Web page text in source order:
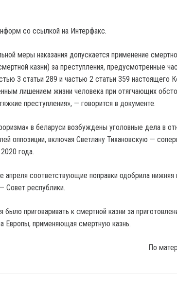
со ссылкой на Интерфакс.
меры наказания допускается применение
казни) за преступления, предусмотренные
3 статьи 289 и частью 2 статьи 359 настоящего
лишением жизни человека при отягчающих
преступления», — говорится в документе.
в беларуси возбуждены уголовные дела в
оппозиции, включая Светлану Тихановскую —
года.
апреля соответствующие поправки одобрила нижняя
Совет республики.
было приговаривать к смертной казни за
Европы, применяющая смертную казнь.
По